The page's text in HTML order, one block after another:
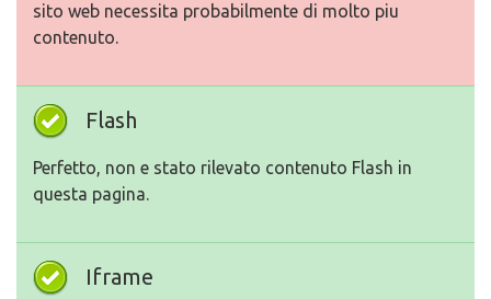
sito web necessita probabilmente di molto piu
contenuto.
Flash
Perfetto, non e stato rilevato contenuto Flash in
questa pagina.
Iframe